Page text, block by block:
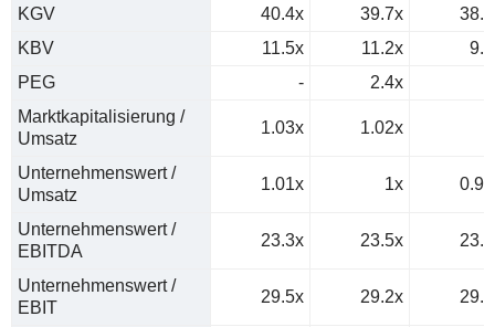
KGV 40.4x 39.7x
KBV
11.5x 11.2x
PEG
- 2.4x
Marktkapitalisierung /
Umsatz
1.03x 1.02x
Unternehmenswert /
Umsatz
1.01x 1x
Unternehmenswert /
EBITDA
23.3x 23.5x
Unternehmenswert /
EBIT
29.5x 29.2x